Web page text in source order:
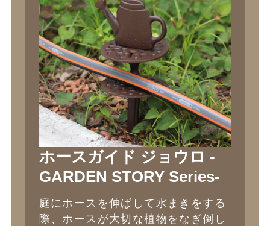
ホースガイド ジョウロ -
GARDEN STORY Series-
庭にホースを伸ばして水まきをする
際、ホースが大切な植物をなぎ倒し